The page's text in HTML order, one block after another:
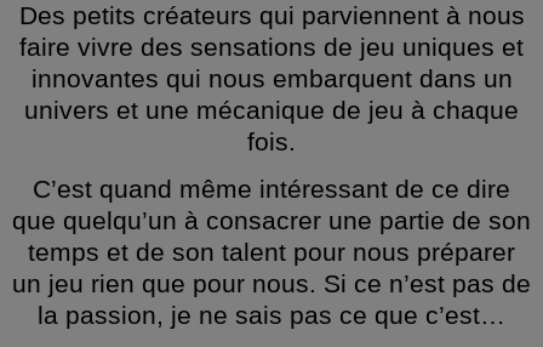
Des petits créateurs qui parviennent à nous
faire vivre des sensations de jeu uniques et
innovantes qui nous embarquent dans un
univers et une mécanique de jeu à chaque
fois.
C’est quand même intéressant de ce dire
que quelqu’un à consacrer une partie de son
temps et de son talent pour nous préparer
un jeu rien que pour nous. Si ce n’est pas de
la passion, je ne sais pas ce que c’est…